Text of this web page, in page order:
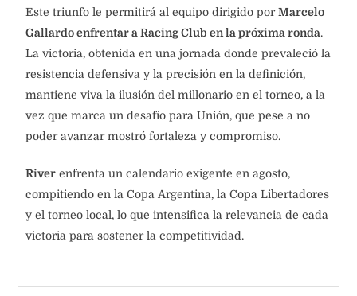
Este triunfo le permitirá al equipo dirigido porMarcelo
Gallardo enfrentar a Racing Club en la próxima ronda.
La victoria, obtenida en una jornada donde prevaleció la
resistencia defensiva y la precisión en la definición,
mantiene viva la ilusión del millonario en el torneo, a la
vez que marca un desafío para Unión, que pese a no
poder avanzar mostró fortaleza y compromiso.
River enfrenta un calendario exigente en agosto,
compitiendo en la Copa Argentina, la Copa Libertadores
y el torneo local, lo que intensifica la relevancia de cada
victoria para sostener la competitividad.